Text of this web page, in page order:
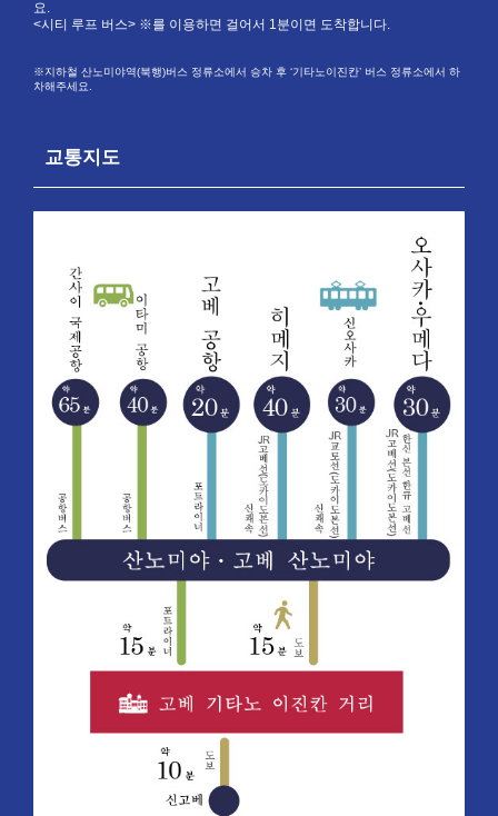
요.
<시티 루프 버스> ※를 이용하면 걸어서 1분이면 도착합니다.
※지하철 산노미야역(북행)버스 정류소에서 승차 후 ‘기타노이진칸’ 버스 정류소에서 하
차해주세요.
교통지도